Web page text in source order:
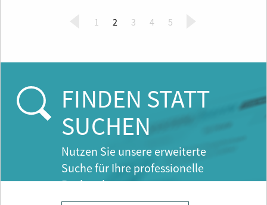
1 2(
r
n
)
3 4 5
FINDEN STATT
SUCHEN
Nutzen Sie unsere erweiterte
Suche für Ihre professionelle
Recherche.